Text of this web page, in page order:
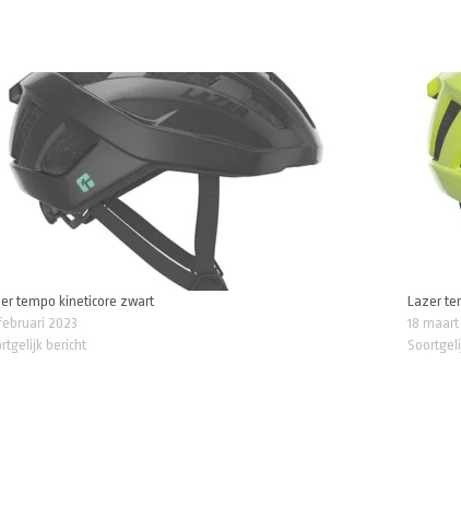
tempo kineticore zwart
2023
bericht
Lazer
18